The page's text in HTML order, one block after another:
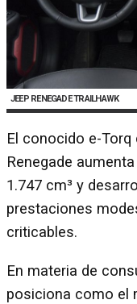
JEEP RENEGADE TRAILHAWK
El conocido e-Torq
Renegade
1.747 cm³ y
prestaciones
criticables.
En materia de
posiciona como el